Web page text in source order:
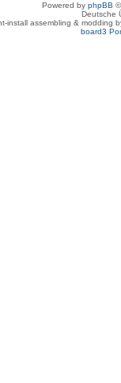
Powered by phpBB
Deutsche
install assembling & modding
board3